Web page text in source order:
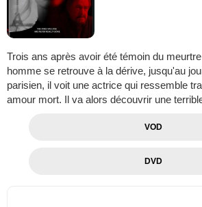
Trois ans après avoir été témoin du
homme se retrouve à la dérive, jusqu'au
parisien, il voit une actrice qui ressemble
amour mort. Il va alors découvrir une
VOD
DVD